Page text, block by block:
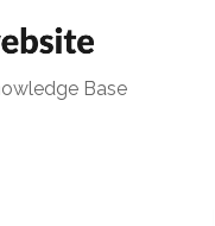
Base